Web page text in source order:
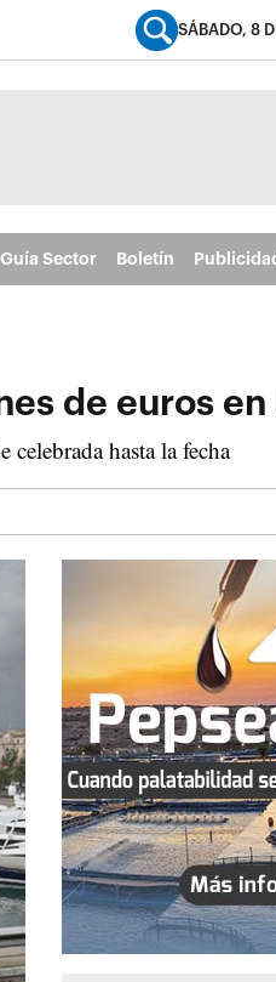
SÁBADO, 8
Guía Sector Boletín
de euros en
hasta la fecha